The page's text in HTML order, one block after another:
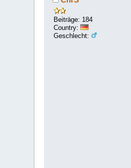
Beiträge: 184
Country:
Geschlecht: